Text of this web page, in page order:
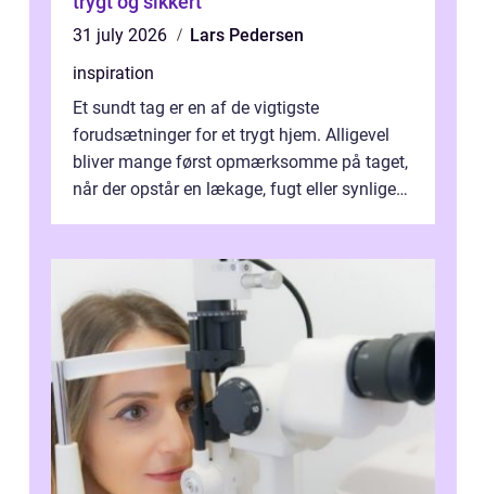
31 july 2026
Lars Pedersen
inspiration
Et sundt tag er en af de vigtigste
forudsætninger for et trygt hjem. Alligevel
bliver mange først opmærksomme på taget,
når der opstår en lækage, fugt eller synlige